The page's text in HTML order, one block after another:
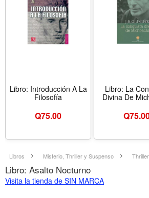
Libro: Introducción A La
Filosofía
Q75.00
Libro: La
Divina De
Q
Libros Misterio, Thriller y Suspenso
Libro: Asalto Nocturno
Visita la tienda de SIN MARCA